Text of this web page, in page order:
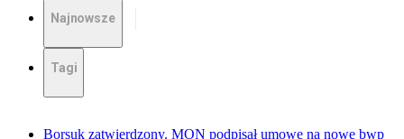
Najnowsze
Tagi
Borsuk zatwierdzony. MON podpisał umowę na nowe bwp